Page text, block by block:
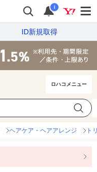
i
ID新規取得
ロハコメニュー
ヘアケア・ヘアアレンジ ト